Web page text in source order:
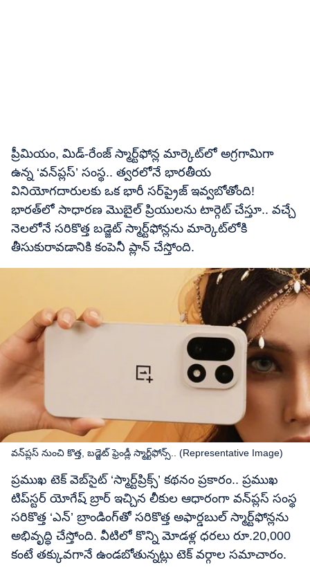
ప్రీమియం, మిడ్-రేంజ్ స్మార్ట్‌ఫోన్ల మార్కెట్​లో అగ్రగామిగా
ఉన్న ‘వన్‌ప్లస్’ సంస్థ.. త్వరలోనే భారతీయ
వినియోగదారులకు ఒక భారీ సర్‌ప్రైజ్ ఇవ్వబోతోంది!
భారత్‌లో సాధారణ మొబైల్ ప్రియులను టార్గెట్ చేస్తూ.. వచ్చే
నెలలోనే సరికొత్త బడ్జెట్ స్మార్ట్‌ఫోన్లను మార్కెట్​లోకి
తీసుకురావడానికి కంపెనీ ప్లాన్ చేస్తోంది.
వన్​ప్లస్​ నుంచి కొత్త, బడ్జెట్​ ఫ్రెండ్లీ స్మార్ట్​ఫోన్స్.. (Representative Image)
ప్రముఖ టెక్ వెబ్‌సైట్ ‘స్మార్ట్‌ప్రిక్స్’ కథనం ప్రకారం.. ప్రముఖ
టిప్‌స్టర్ యోగేష్ బ్రార్ ఇచ్చిన లీకుల ఆధారంగా వన్‌ప్లస్ సంస్థ
సరికొత్త ‘ఎన్’ బ్రాండింగ్‌తో సరికొత్త అఫార్డబుల్ స్మార్ట్‌ఫోన్లను
అభివృద్ధి చేస్తోంది. వీటిలో కొన్ని మోడళ్ల ధరలు రూ.20,000
కంటే తక్కువగానే ఉండబోతున్నట్లు టెక్ వర్గాల సమాచారం.